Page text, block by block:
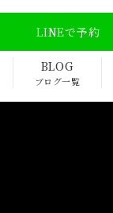
LINEで予約
BLOG
ブログ一覧